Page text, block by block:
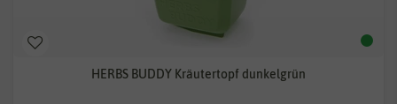
HERBS BUDDY Kräutertopf dunkelgrün